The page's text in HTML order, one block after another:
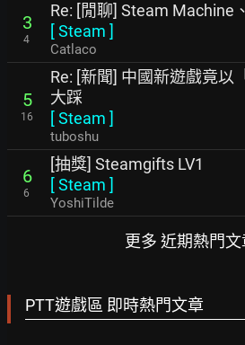
3
4
Re: [閒聊] Steam Machine
[Steam ]
Catlaco
5
16
Re: [新聞] 中國新遊戲竟以
大踩
[Steam ]
tuboshu
6
6
[抽獎] Steamgifts LV1
[Steam ]
YoshiTilde
更多 近期熱門文
PTT遊戲區 即時熱門文章